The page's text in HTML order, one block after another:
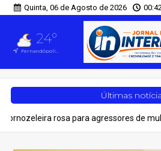
Quinta, 06 de Agosto de 2026
24°
Fernandópolis, SP
Últimas
rosa para agressores de mulheres